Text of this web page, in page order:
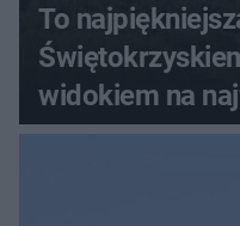
To
widokiem na
Świętokrzyskich